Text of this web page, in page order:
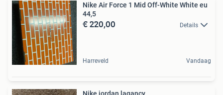
Nike Air Force 1 Mid Off-White White eu
44,5
€ 220,00 Details
Harreveld Vandaag
Nike jordan lagancy